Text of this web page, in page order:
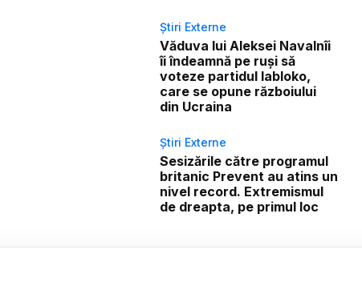
Știri Externe
Văduva lui Aleksei Navalnîi
îi îndeamnă pe ruși să
voteze partidul Iabloko,
care se opune războiului
din Ucraina
Știri Externe
Sesizările către programul
britanic Prevent au atins un
nivel record. Extremismul
de dreapta, pe primul loc